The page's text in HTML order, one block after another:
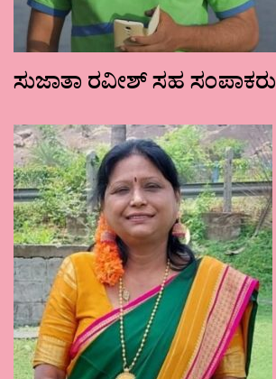
ಸುಜಾತಾ ರವೀಶ್ ಸಹ ಸಂಪಾಕರು